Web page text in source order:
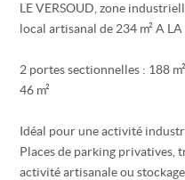
LE VERSOUD, zone
local artisanal de 234 m² A LA
2 portes sectionnelles : 188
46 m²
Idéal pour une activité
Places de parking privatives,
activité artisanale ou